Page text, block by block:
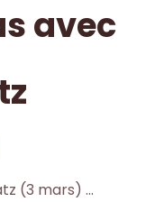
avec
(3 mars) ...